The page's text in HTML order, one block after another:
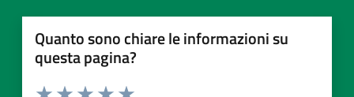
Quanto sono chiare le informazioni su
questa pagina?